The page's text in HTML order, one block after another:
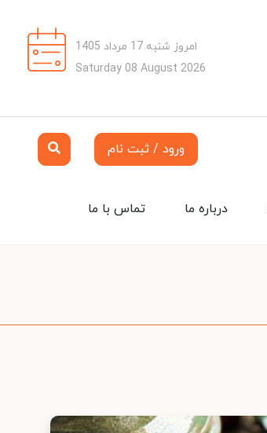
امروز شنبه 17 مرداد 1405
Saturday 08 August 2026
ورود / ثبت نام
تماس با ما درباره ما